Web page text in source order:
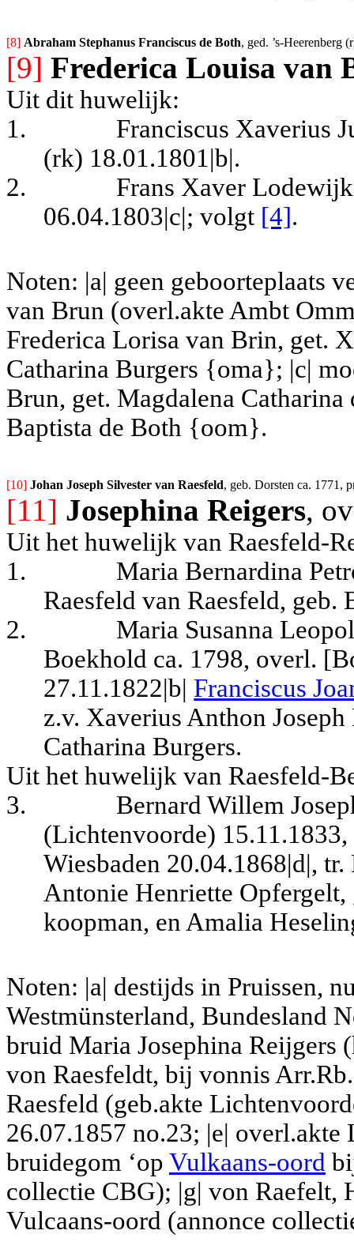
[8] Abraham Stephanus Franciscus de Both, ged. ’s-Heerenberg
[9] Frederica Louisa van
Uit dit huwelijk:
1.
Franciscus Xaverius
(rk) 18.01.1801|b|.
2.
Frans Xaver
06.04.1803|c|; volgt [4].
Noten: |a| geen geboorteplaats
van Brun (overl.akte Ambt
Frederica Lorisa van Brin, get.
Catharina Burgers {oma}; |c|
Brun, get. Magdalena
Baptista de Both {oom}.
[10] Johan Joseph Silvester van Raesfeld, geb. Dorsten ca. 1771,
[11] Josephina Reigers,
Uit het huwelijk van Raesfeld-
1.
Maria Bernardina
Raesfeld van Raesfeld, geb.
2.
Maria Susanna
Boekhold ca. 1798, overl.
27.11.1822|b| Franciscus
z.v. Xaverius Anthon
Catharina Burgers.
Uit het huwelijk van Raesfeld-
3.
Bernard Willem
(Lichtenvoorde)
Wiesbaden 20.04.1868|d|,
Antonie Henriette
koopman, en Amalia
Noten: |a| destijds in Pruissen,
Westmünsterland, Bundesland
bruid Maria Josephina Reijgers
von Raesfeldt, bij vonnis
Raesfeld (geb.akte
26.07.1857 no.23; |e|
bruidegom ‘op Vulkaans-oord
collectie CBG); |g| von Raefelt,
Vulcaans-oord (annonce